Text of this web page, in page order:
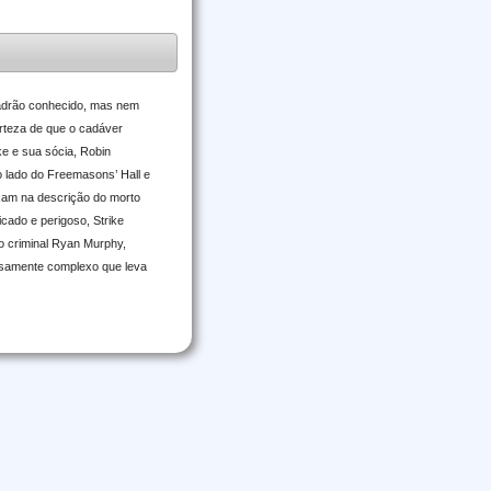
conhecido, mas nem
de que o cadáver
e sua sócia, Robin
do Freemasons’ Hall e
na descrição do morto
e perigoso, Strike
criminal Ryan Murphy,
complexo que leva